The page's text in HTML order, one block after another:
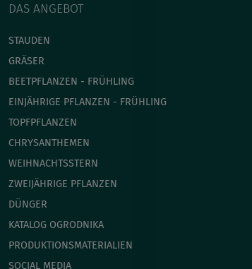
DAS ANGEBOT
STAUDEN
GRÄSER
BEETPFLANZEN - FRÜHLING
EINJÄHRIGE PFLANZEN - FRÜHLING
TOPFPFLANZEN
CHRYSANTHEMEN
WEIHNACHTSSTERN
ZWEIJÄHRIGE PFLANZEN
DÜNGER
KATALOG OGRODNIKA
PRODUKTIONSMATERIALIEN
SOCIAL MEDIA